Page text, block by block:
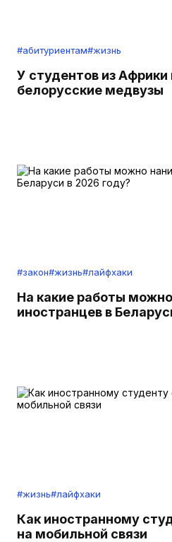
#абитуриентам#жизнь
У студентов из
белорусские медвузы
#закон#жизнь#лайфхаки
На какие работы
иностранцев в
#жизнь#лайфхаки
Как иностранному
на мобильной связи